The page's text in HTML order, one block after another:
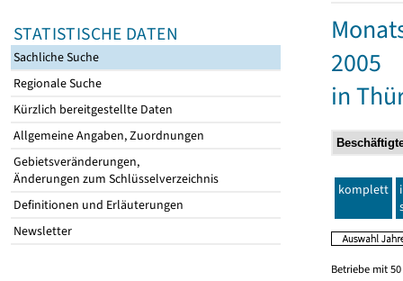
STATISTISCHE DATEN
Sachliche Suche
Regionale Suche
Kürzlich bereitgestellte Daten
Allgemeine Angaben, Zuordnungen
Gebietsveränderungen,
Änderungen zum Schlüsselverzeichnis
Definitionen und Erläuterungen
Newsletter
2005
in
komplett
Betriebe mit